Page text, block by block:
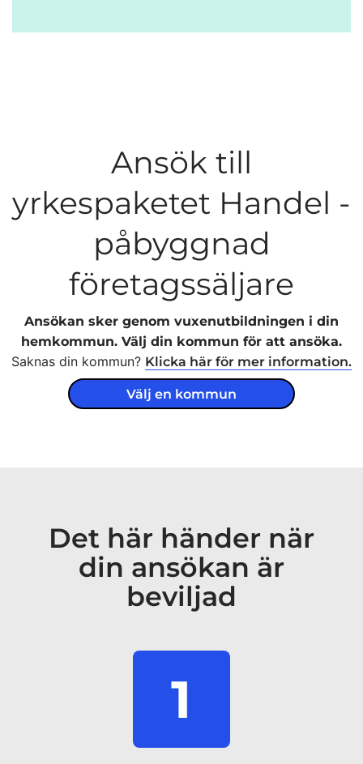
Ansök till
yrkespaketet Handel -
påbyggnad
företagssäljare
Ansökan sker genom vuxenutbildningen i din
hemkommun. Välj din kommun för att ansöka.
Saknas din kommun? Klicka här för mer information.
Välj en kommun
Det här händer när
din ansökan är
beviljad
1